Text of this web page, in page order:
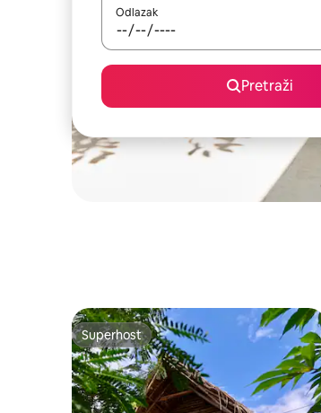
Odlazak
Pretraži
Superhost
Superhost